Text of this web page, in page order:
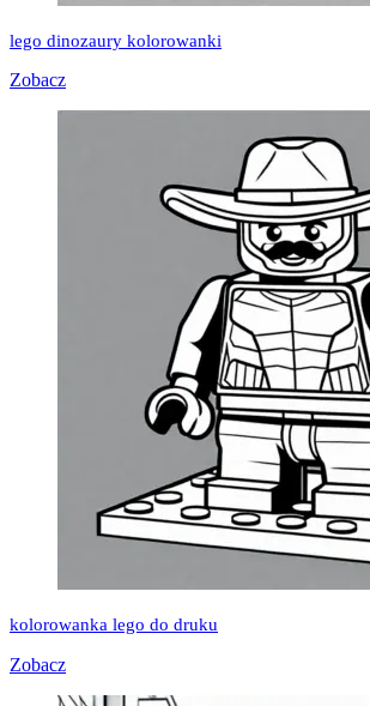
lego dinozaury kolorowanki
Zobacz
kolorowanka lego do druku
Zobacz